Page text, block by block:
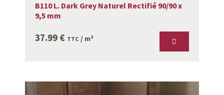
B110 L. Dark Grey Naturel Rectifié 90/90 x
9,5 mm
37.99 € TTC / m²